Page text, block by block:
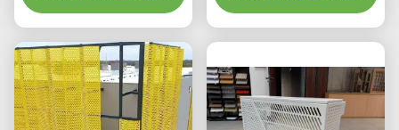
Deckensystem mit
Laser-geschnittenen
Mustern